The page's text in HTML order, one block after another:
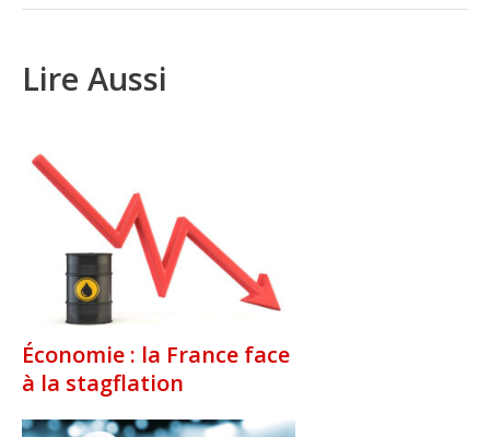
Lire Aussi
Économie : la France face
à la stagflation